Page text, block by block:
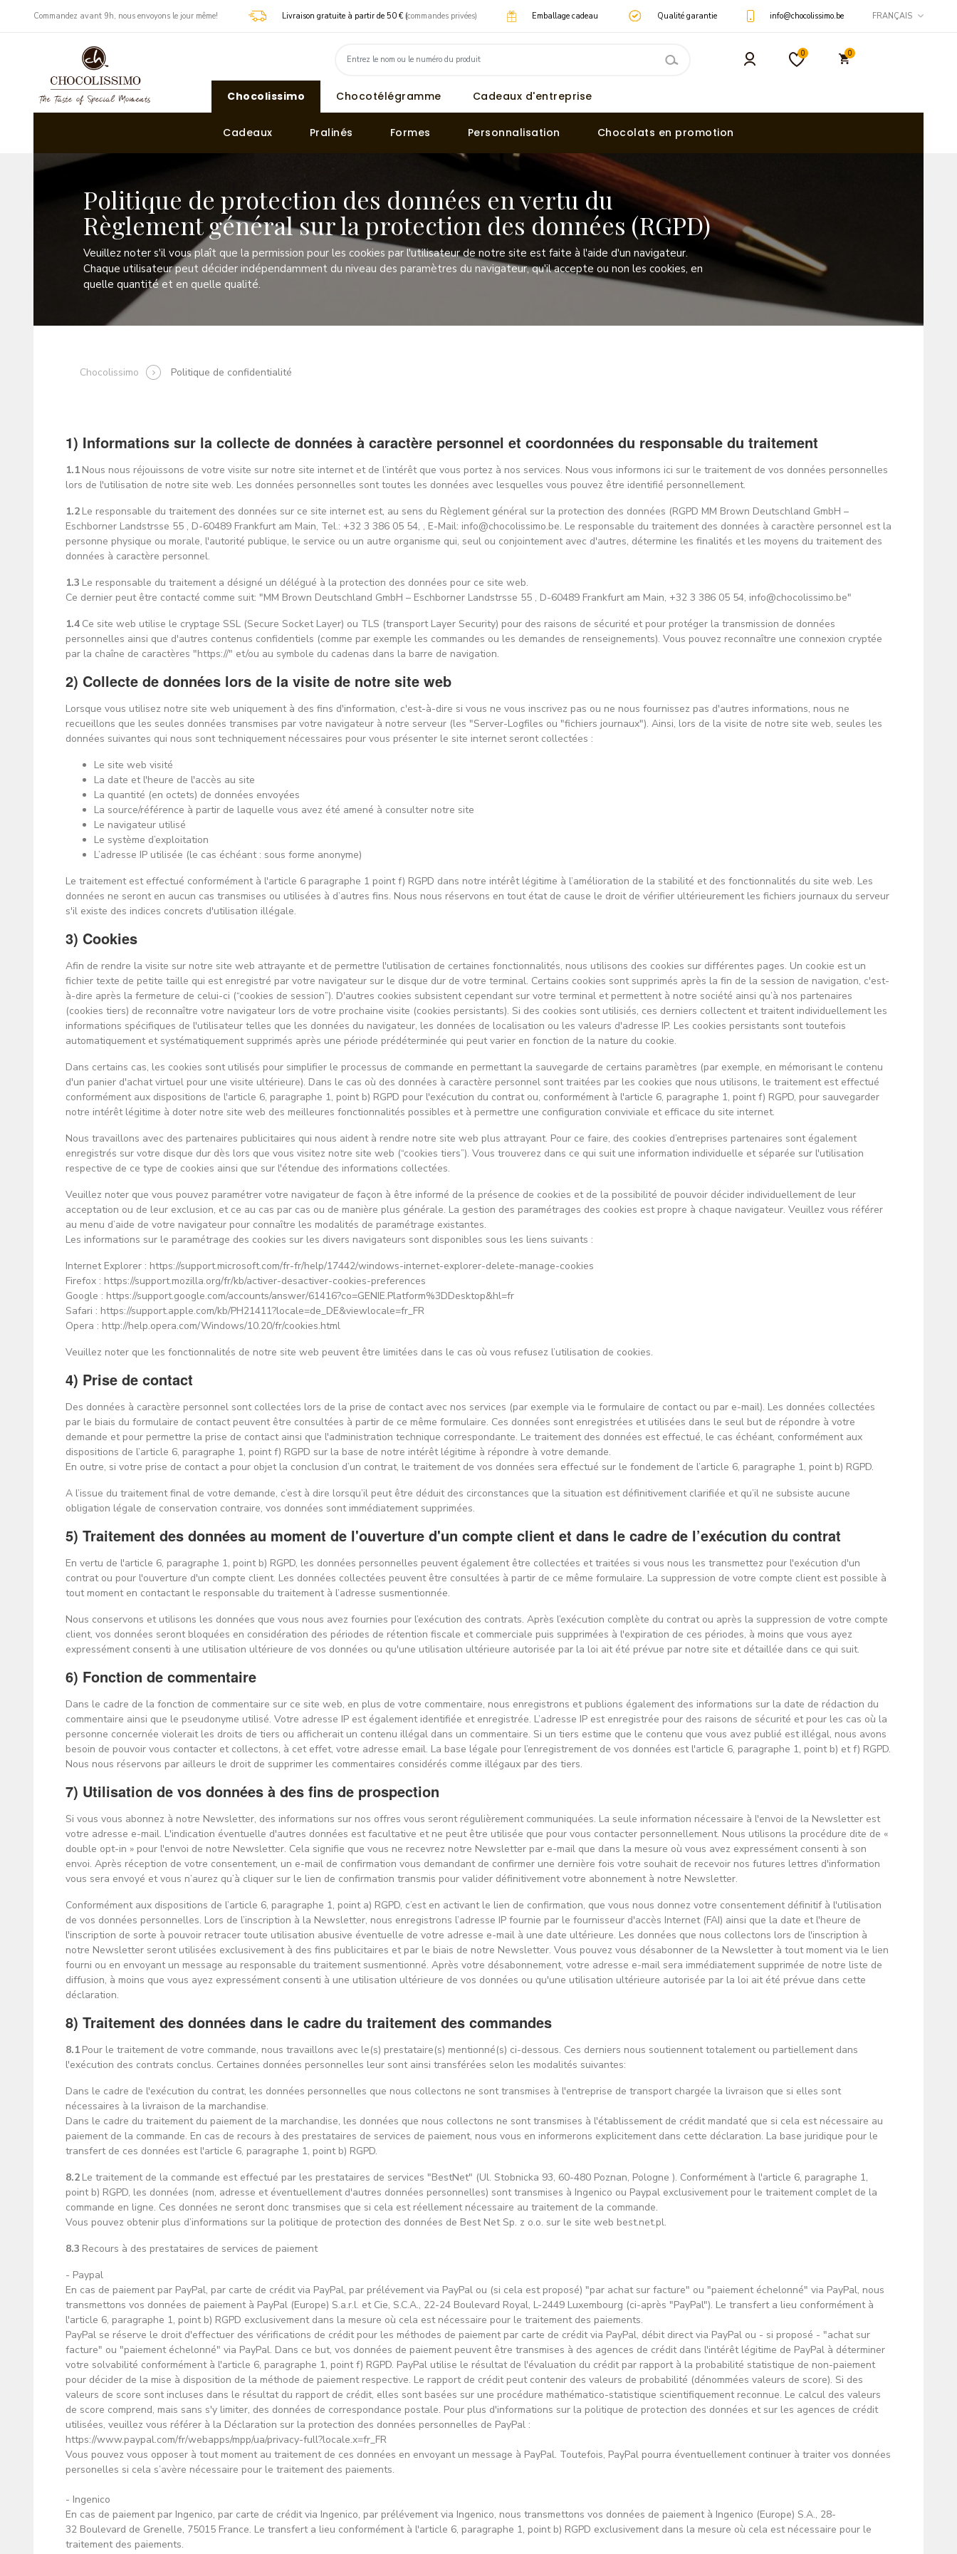
​Commandez avant 9h, nous envoyons le jour même! Livraison gratuite à partir de 50 € (commandes privées) Emballage cadeau Qualité garantie info@chocolissimo.be FRANÇAIS
0 0
Chocolissimo Chocotélégramme Cadeaux d'entreprise
Cadeaux Pralinés Formes Personnalisation Chocolats en promotion
Politique de protection des données en vertu du
Règlement général sur la protection des données (RGPD)
Veuillez noter ​s'il vous plaît que la permission pour les cookies par l'utilisateur de notre site est faite à l'aide d'un navigateur.
Chaque utilisateur peut décider indépendamment du niveau des paramètres du navigateur, qu'il accepte ou non les cookies, en
quelle quantité et en quelle qualité.
Chocolissimo Politique de confidentialité
1) Informations sur la collecte de données à caractère personnel et coordonnées du responsable du traitement
1.1 Nous nous réjouissons de votre visite sur notre site internet et de l’intérêt que vous portez à nos services. Nous vous informons ici sur le traitement de vos données personnelles
lors de l'utilisation de notre site web. Les données personnelles sont toutes les données avec lesquelles vous pouvez être identifié personnellement.
1.2 Le responsable du traitement des données sur ce site internet est, au sens du Règlement général sur la protection des données (RGPD MM Brown Deutschland GmbH –
Eschborner Landstrsse 55 , D-60489 Frankfurt am Main, Tel.: +32 3 386 05 54, , E-Mail: info@chocolissimo.be. Le responsable du traitement des données à caractère personnel est la
personne physique ou morale, l'autorité publique, le service ou un autre organisme qui, seul ou conjointement avec d'autres, détermine les finalités et les moyens du traitement des
données à caractère personnel.
1.3 Le responsable du traitement a désigné un délégué à la protection des données pour ce site web.
Ce dernier peut être contacté comme suit: "MM Brown Deutschland GmbH – Eschborner Landstrsse 55 , D-60489 Frankfurt am Main, +32 3 386 05 54, info@chocolissimo.be"
1.4 Ce site web utilise le cryptage SSL (Secure Socket Layer) ou TLS (transport Layer Security) pour des raisons de sécurité et pour protéger la transmission de données
personnelles ainsi que d'autres contenus confidentiels (comme par exemple les commandes ou les demandes de renseignements). Vous pouvez reconnaître une connexion cryptée
par la chaîne de caractères "https://" et/ou au symbole du cadenas dans la barre de navigation.
2) Collecte de données lors de la visite de notre site web
Lorsque vous utilisez notre site web uniquement à des fins d'information, c'est-à-dire si vous ne vous inscrivez pas ou ne nous fournissez pas d'autres informations, nous ne
recueillons que les seules données transmises par votre navigateur à notre serveur (les "Server-Logfiles ou "fichiers journaux"). Ainsi, lors de la visite de notre site web, seules les
données suivantes qui nous sont techniquement nécessaires pour vous présenter le site internet seront collectées :
Le site web visité
La date et l'heure de l'accès au site
La quantité (en octets) de données envoyées
La source/référence à partir de laquelle vous avez été amené à consulter notre site
Le navigateur utilisé
Le système d’exploitation
L’adresse IP utilisée (le cas échéant : sous forme anonyme)
Le traitement est effectué conformément à l'article 6 paragraphe 1 point f) RGPD dans notre intérêt légitime à l’amélioration de la stabilité et des fonctionnalités du site web. Les
données ne seront en aucun cas transmises ou utilisées à d’autres fins. Nous nous réservons en tout état de cause le droit de vérifier ultérieurement les fichiers journaux du serveur
s'il existe des indices concrets d'utilisation illégale.
3) Cookies
Afin de rendre la visite sur notre site web attrayante et de permettre l'utilisation de certaines fonctionnalités, nous utilisons des cookies sur différentes pages. Un cookie est un
fichier texte de petite taille qui est enregistré par votre navigateur sur le disque dur de votre terminal. Certains cookies sont supprimés après la fin de la session de navigation, c'est-
à-dire après la fermeture de celui-ci (“cookies de session”). D'autres cookies subsistent cependant sur votre terminal et permettent à notre société ainsi qu’à nos partenaires
(cookies tiers) de reconnaître votre navigateur lors de votre prochaine visite (cookies persistants). Si des cookies sont utilisiés, ces derniers collectent et traitent individuellement les
informations spécifiques de l'utilisateur telles que les données du navigateur, les données de localisation ou les valeurs d'adresse IP. Les cookies persistants sont toutefois
automatiquement et systématiquement supprimés après une période prédéterminée qui peut varier en fonction de la nature du cookie.
Dans certains cas, les cookies sont utilisés pour simplifier le processus de commande en permettant la sauvegarde de certains paramètres (par exemple, en mémorisant le contenu
d'un panier d'achat virtuel pour une visite ultérieure). Dans le cas où des données à caractère personnel sont traitées par les cookies que nous utilisons, le traitement est effectué
conformément aux dispositions de l'article 6, paragraphe 1, point b) RGPD pour l'exécution du contrat ou, conformément à l'article 6, paragraphe 1, point f) RGPD, pour sauvegarder
notre intérêt légitime à doter notre site web des meilleures fonctionnalités possibles et à permettre une configuration conviviale et efficace du site internet.
Nous travaillons avec des partenaires publicitaires qui nous aident à rendre notre site web plus attrayant. Pour ce faire, des cookies d’entreprises partenaires sont également
enregistrés sur votre disque dur dès lors que vous visitez notre site web (“cookies tiers”). Vous trouverez dans ce qui suit une information individuelle et séparée sur l'utilisation
respective de ce type de cookies ainsi que sur l'étendue des informations collectées.
Veuillez noter que vous pouvez paramétrer votre navigateur de façon à être informé de la présence de cookies et de la possibilité de pouvoir décider individuellement de leur
acceptation ou de leur exclusion, et ce au cas par cas ou de manière plus générale. La gestion des paramétrages des cookies est propre à chaque navigateur. Veuillez vous référer
au menu d’aide de votre navigateur pour connaître les modalités de paramétrage existantes.
Les informations sur le paramétrage des cookies sur les divers navigateurs sont disponibles sous les liens suivants :
Internet Explorer : https://support.microsoft.com/fr-fr/help/17442/windows-internet-explorer-delete-manage-cookies
Firefox : https://support.mozilla.org/fr/kb/activer-desactiver-cookies-preferences
Google : https://support.google.com/accounts/answer/61416?co=GENIE.Platform%3DDesktop&hl=fr
Safari : https://support.apple.com/kb/PH21411?locale=de_DE&viewlocale=fr_FR
Opera : http://help.opera.com/Windows/10.20/fr/cookies.html
Veuillez noter que les fonctionnalités de notre site web peuvent être limitées dans le cas où vous refusez l’utilisation de cookies.
4) Prise de contact
Des données à caractère personnel sont collectées lors de la prise de contact avec nos services (par exemple via le formulaire de contact ou par e-mail). Les données collectées
par le biais du formulaire de contact peuvent être consultées à partir de ce même formulaire. Ces données sont enregistrées et utilisées dans le seul but de répondre à votre
demande et pour permettre la prise de contact ainsi que l'administration technique correspondante. Le traitement des données est effectué, le cas échéant, conformément aux
dispositions de l’article 6, paragraphe 1, point f) RGPD sur la base de notre intérêt légitime à répondre à votre demande.
En outre, si votre prise de contact a pour objet la conclusion d’un contrat, le traitement de vos données sera effectué sur le fondement de l’article 6, paragraphe 1, point b) RGPD.
A l’issue du traitement final de votre demande, c’est à dire lorsqu’il peut être déduit des circonstances que la situation est définitivement clarifiée et qu’il ne subsiste aucune
obligation légale de conservation contraire, vos données sont immédiatement supprimées.
5) Traitement des données au moment de l'ouverture d'un compte client et dans le cadre de l’exécution du contrat
En vertu de l'article 6, paragraphe 1, point b) RGPD, les données personnelles peuvent également être collectées et traitées si vous nous les transmettez pour l'exécution d'un
contrat ou pour l'ouverture d'un compte client. Les données collectées peuvent être consultées à partir de ce même formulaire. La suppression de votre compte client est possible à
tout moment en contactant le responsable du traitement à l’adresse susmentionnée.
Nous conservons et utilisons les données que vous nous avez fournies pour l’exécution des contrats. Après l’exécution complète du contrat ou après la suppression de votre compte
client, vos données seront bloquées en considération des périodes de rétention fiscale et commerciale puis supprimées à l'expiration de ces périodes, à moins que vous ayez
expressément consenti à une utilisation ultérieure de vos données ou qu'une utilisation ultérieure autorisée par la loi ait été prévue par notre site et détaillée dans ce qui suit.
6) Fonction de commentaire
Dans le cadre de la fonction de commentaire sur ce site web, en plus de votre commentaire, nous enregistrons et publions également des informations sur la date de rédaction du
commentaire ainsi que le pseudonyme utilisé. Votre adresse IP est également identifiée et enregistrée. L’adresse IP est enregistrée pour des raisons de sécurité et pour les cas où la
personne concernée violerait les droits de tiers ou afficherait un contenu illégal dans un commentaire. Si un tiers estime que le contenu que vous avez publié est illégal, nous avons
besoin de pouvoir vous contacter et collectons, à cet effet, votre adresse email. La base légale pour l’enregistrement de vos données est l'article 6, paragraphe 1, point b) et f) RGPD.
Nous nous réservons par ailleurs le droit de supprimer les commentaires considérés comme illégaux par des tiers.
7) Utilisation de vos données à des fins de prospection
Si vous vous abonnez à notre Newsletter, des informations sur nos offres vous seront régulièrement communiquées. La seule information nécessaire à l'envoi de la Newsletter est
votre adresse e-mail. L'indication éventuelle d'autres données est facultative et ne peut être utilisée que pour vous contacter personnellement. Nous utilisons la procédure dite de «
double opt-in » pour l'envoi de notre Newsletter. Cela signifie que vous ne recevrez notre Newsletter par e-mail que dans la mesure où vous avez expressément consenti à son
envoi. Après réception de votre consentement, un e-mail de confirmation vous demandant de confirmer une dernière fois votre souhait de recevoir nos futures lettres d'information
vous sera envoyé et vous n’aurez qu’à cliquer sur le lien de confirmation transmis pour valider définitivement votre abonnement à notre Newsletter.
Conformément aux dispositions de l’article 6, paragraphe 1, point a) RGPD, c’est en activant le lien de confirmation, que vous nous donnez votre consentement définitif à l'utilisation
de vos données personnelles. Lors de l’inscription à la Newsletter, nous enregistrons l’adresse IP fournie par le fournisseur d'accès Internet (FAI) ainsi que la date et l'heure de
l'inscription de sorte à pouvoir retracer toute utilisation abusive éventuelle de votre adresse e-mail à une date ultérieure. Les données que nous collectons lors de l'inscription à
notre Newsletter seront utilisées exclusivement à des fins publicitaires et par le biais de notre Newsletter. Vous pouvez vous désabonner de la Newsletter à tout moment via le lien
fourni ou en envoyant un message au responsable du traitement susmentionné. Après votre désabonnement, votre adresse e-mail sera immédiatement supprimée de notre liste de
diffusion, à moins que vous ayez expressément consenti à une utilisation ultérieure de vos données ou qu'une utilisation ultérieure autorisée par la loi ait été prévue dans cette
déclaration.
8) Traitement des données dans le cadre du traitement des commandes
8.1 Pour le traitement de votre commande, nous travaillons avec le(s) prestataire(s) mentionné(s) ci-dessous. Ces derniers nous soutiennent totalement ou partiellement dans
l'exécution des contrats conclus. Certaines données personnelles leur sont ainsi transférées selon les modalités suivantes:
Dans le cadre de l'exécution du contrat, les données personnelles que nous collectons ne sont transmises à l'entreprise de transport chargée la livraison que si elles sont
nécessaires à la livraison de la marchandise.
Dans le cadre du traitement du paiement de la marchandise, les données que nous collectons ne sont transmises à l'établissement de crédit mandaté que si cela est nécessaire au
paiement de la commande. En cas de recours à des prestataires de services de paiement, nous vous en informerons explicitement dans cette déclaration. La base juridique pour le
transfert de ces données est l'article 6, paragraphe 1, point b) RGPD.
8.2 Le traitement de la commande est effectué par les prestataires de services "BestNet" (Ul. Stobnicka 93, 60-480 Poznan, Pologne ). Conformément à l'article 6, paragraphe 1,
point b) RGPD, les données (nom, adresse et éventuellement d'autres données personnelles) sont transmises à Ingenico ou Paypal exclusivement pour le traitement complet de la
commande en ligne. Ces données ne seront donc transmises que si cela est réellement nécessaire au traitement de la commande.
Vous pouvez obtenir plus d’informations sur la politique de protection des données de Best Net Sp. z o.o. sur le site web best.net.pl.
8.3 Recours à des prestataires de services de paiement
- Paypal
En cas de paiement par PayPal, par carte de crédit via PayPal, par prélévement via PayPal ou (si cela est proposé) "par achat sur facture" ou "paiement échelonné" via PayPal, nous
transmettons vos données de paiement à PayPal (Europe) S.a.r.l. et Cie, S.C.A., 22-24 Boulevard Royal, L-2449 Luxembourg (ci-après "PayPal"). Le transfert a lieu conformément à
l'article 6, paragraphe 1, point b) RGPD exclusivement dans la mesure où cela est nécessaire pour le traitement des paiements.
PayPal se réserve le droit d'effectuer des vérifications de crédit pour les méthodes de paiement par carte de crédit via PayPal, débit direct via PayPal ou - si proposé - "achat sur
facture" ou "paiement échelonné" via PayPal. Dans ce but, vos données de paiement peuvent être transmises à des agences de crédit dans l'intérêt légitime de PayPal à déterminer
votre solvabilité conformément à l'article 6, paragraphe 1, point f) RGPD. PayPal utilise le résultat de l'évaluation du crédit par rapport à la probabilité statistique de non-paiement
pour décider de la mise à disposition de la méthode de paiement respective. Le rapport de crédit peut contenir des valeurs de probabilité (dénommées valeurs de score). Si des
valeurs de score sont incluses dans le résultat du rapport de crédit, elles sont basées sur une procédure mathématico-statistique scientifiquement reconnue. Le calcul des valeurs
de score comprend, mais sans s'y limiter, des données de correspondance postale. Pour plus d'informations sur la politique de protection des données et sur les agences de crédit
utilisées, veuillez vous référer à la Déclaration sur la protection des données personnelles de PayPal :
https://www.paypal.com/fr/webapps/mpp/ua/privacy-full?locale.x=fr_FR
Vous pouvez vous opposer à tout moment au traitement de ces données en envoyant un message à PayPal. Toutefois, PayPal pourra éventuellement continuer à traiter vos données
personelles si cela s’avère nécessaire pour le traitement des paiements.
- Ingenico
En cas de paiement par Ingenico, par carte de crédit via Ingenico, par prélévement via Ingenico, nous transmettons vos données de paiement à Ingenico (Europe) S.A., 28-
32 Boulevard de Grenelle, 75015 France. Le transfert a lieu conformément à l'article 6, paragraphe 1, point b) RGPD exclusivement dans la mesure où cela est nécessaire pour le
traitement des paiements.